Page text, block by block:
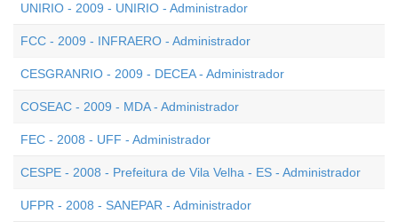
UNIRIO - 2009 - UNIRIO - Administrador
FCC - 2009 - INFRAERO - Administrador
CESGRANRIO - 2009 - DECEA - Administrador
COSEAC - 2009 - MDA - Administrador
FEC - 2008 - UFF - Administrador
CESPE - 2008 - Prefeitura de Vila Velha - ES - Administrador
UFPR - 2008 - SANEPAR - Administrador